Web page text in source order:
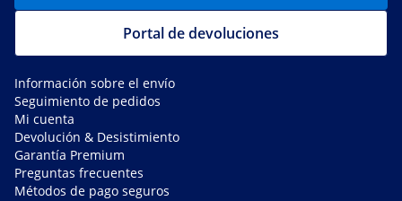
Portal de devoluciones
Información sobre el envío
Seguimiento de pedidos
Mi cuenta
Devolución & Desistimiento
Garantía Premium
Preguntas frecuentes
Métodos de pago seguros